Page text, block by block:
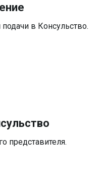
в Консульство.
представителя.